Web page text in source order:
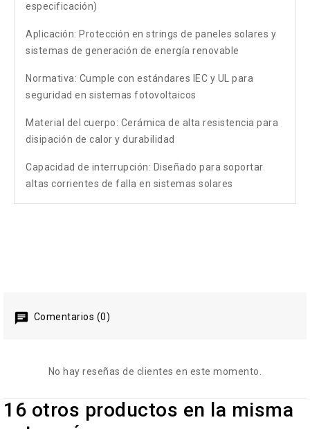
especificación)
Aplicación: Protección en strings de paneles solares y
sistemas de generación de energía renovable
Normativa: Cumple con estándares IEC y UL para
seguridad en sistemas fotovoltaicos
Material del cuerpo: Cerámica de alta resistencia para
disipación de calor y durabilidad
Capacidad de interrupción: Diseñado para soportar
altas corrientes de falla en sistemas solares
Comentarios (0)
No hay reseñas de clientes en este momento.
16 otros productos en la misma